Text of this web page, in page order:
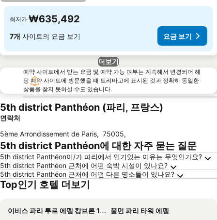
최저가 ₩635,492
7개 사이트의 요금 보기 요금 보기
더보기
예약 사이트에서 받는 요금 및 예약 가능 여부는 계속해서 변경되어 해
당 예약 사이트에 방문했을 때 트리바고에 표시된 것과 정확히 동일한
상품을 찾지 못하실 수도 있습니다.
5th district Panthéon (파리, 프랑스)
연락처
5ème Arrondissement de Paris, 75005,
5th district Panthéon에 대한 자주 묻는 질문
5th district Panthéon이/가 파리에서 인기있는 이유는 무엇인가요?
5th district Panthéon 근처에 어떤 숙박 시설이 있나요?
5th district Panthéon 근처에 어떤 다른 명소들이 있나요?
Top인기 호텔 더보기
이비스 파리 투르 에펠 캉브론 15엠므
풀먼 파리 타워 에펠